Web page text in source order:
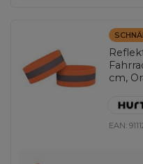
cm,
EAN: